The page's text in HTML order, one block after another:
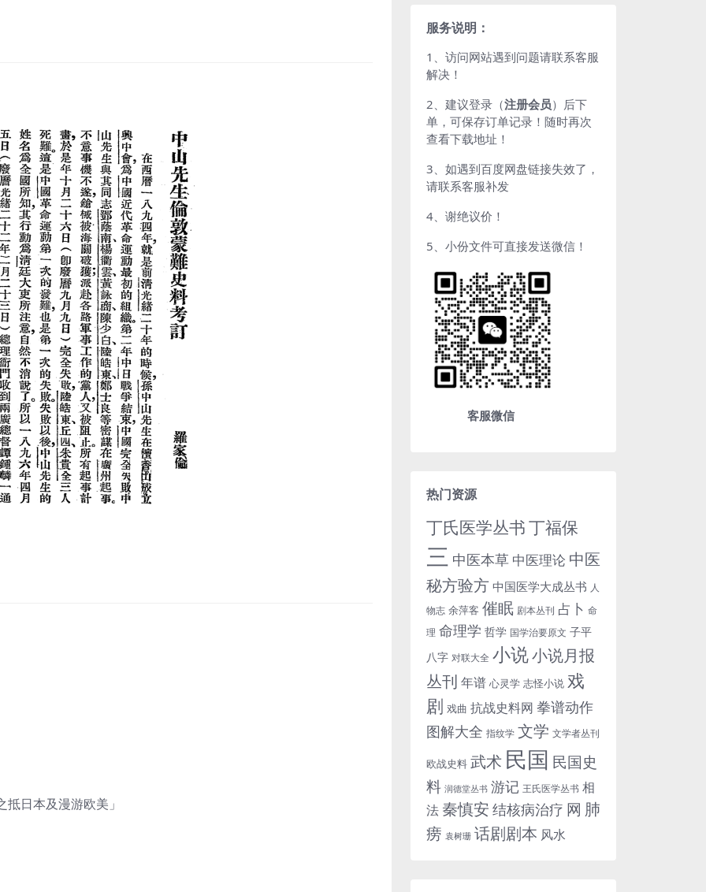
日本及漫游欧美」
服务说明：
1、访问网站遇到问题请联系客服
解决！
2、建议登录（注册会员）后下
单，可保存订单记录！随时再次
查看下载地址！
3、如遇到百度网盘链接失效了，
请联系客服补发
4、谢绝议价！
5、小份文件可直接发送微信！
客服微信
热门资源
丁氏医学丛书丁福保
三 中医本草 中医理论 中医
秘方验方 中国医学大成丛书 人
物志 余萍客 催眠 剧本丛刊 占卜 命
理 命理学 哲学 国学治要原文 子平
八字 对联大全 小说小说月报
丛刊 年谱 心灵学 志怪小说 戏
剧 戏曲 抗战史料网 拳谱动作
图解大全 指纹学 文学 文学者丛刊
欧战史料 武术 民国 民国史
料 润德堂丛书 游记 王氏医学丛书 相
法 秦慎安 结核病治疗 网 肺
痨 袁树珊 话剧剧本 风水